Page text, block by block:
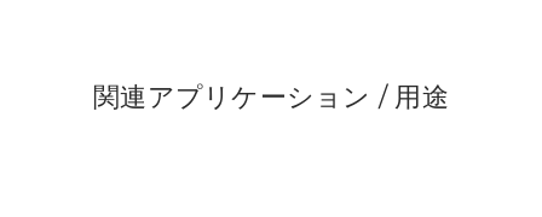
関連アプリケーション / 用途